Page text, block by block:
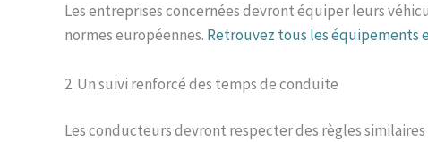
Les entreprises concernées devront équiper leurs
normes européennes. Retrouvez tous les équipements
2. Un suivi renforcé des temps de conduite
Les conducteurs devront respecter des règles